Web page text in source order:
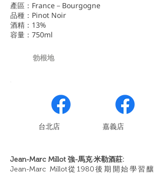
產區：France－Bourgogne
品種：Pinot Noir
酒精：13%
容量：750ml
勃根地
​台北店 嘉義店
Jean-Marc Millot 強-馬克·米勒酒莊:
Jean-Marc Millot從1980後期開始學習釀